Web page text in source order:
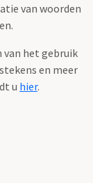
van woorden
van het gebruik
en meer
u hier.